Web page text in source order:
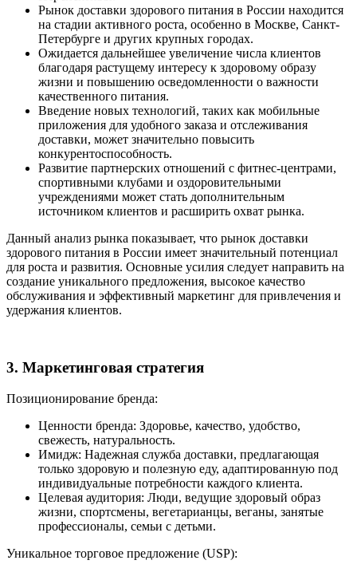
Рынок доставки здорового питания в России находится
на стадии активного роста, особенно в Москве, Санкт-
Петербурге и других крупных городах.
Ожидается дальнейшее увеличение числа клиентов
благодаря растущему интересу к здоровому образу
жизни и повышению осведомленности о важности
качественного питания.
Введение новых технологий, таких как мобильные
приложения для удобного заказа и отслеживания
доставки, может значительно повысить
конкурентоспособность.
Развитие партнерских отношений с фитнес-центрами,
спортивными клубами и оздоровительными
учреждениями может стать дополнительным
источником клиентов и расширить охват рынка.
Данный анализ рынка показывает, что рынок доставки
здорового питания в России имеет значительный потенциал
для роста и развития. Основные усилия следует направить на
создание уникального предложения, высокое качество
обслуживания и эффективный маркетинг для привлечения и
удержания клиентов.
3. Маркетинговая стратегия
Позиционирование бренда:
Ценности бренда: Здоровье, качество, удобство,
свежесть, натуральность.
Имидж: Надежная служба доставки, предлагающая
только здоровую и полезную еду, адаптированную под
индивидуальные потребности каждого клиента.
Целевая аудитория: Люди, ведущие здоровый образ
жизни, спортсмены, вегетарианцы, веганы, занятые
профессионалы, семьи с детьми.
Уникальное торговое предложение (USP):